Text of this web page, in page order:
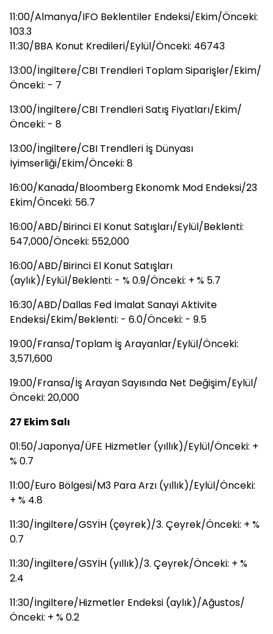
11:00/Almanya/IFO Beklentiler Endeksi/Ekim/Önceki:
103.3
11:30/BBA Konut Kredileri/Eylül/Önceki: 46743
13:00/İngiltere/CBI Trendleri Toplam Siparişler/Ekim/
Önceki: - 7
13:00/İngiltere/CBI Trendleri Satış Fiyatları/Ekim/
Önceki: - 8
13:00/İngiltere/CBI Trendleri İş Dünyası
İyimserliği/Ekim/Önceki: 8
16:00/Kanada/Bloomberg Ekonomk Mod Endeksi/23
Ekim/Önceki: 56.7
16:00/ABD/Birinci El Konut Satışları/Eylül/Beklenti:
547,000/Önceki: 552,000
16:00/ABD/Birinci El Konut Satışları
(aylık)/Eylül/Beklenti: - % 0.9/Önceki: + % 5.7
16:30/ABD/Dallas Fed İmalat Sanayi Aktivite
Endeksi/Ekim/Beklenti: - 6.0/Önceki: - 9.5
19:00/Fransa/Toplam İş Arayanlar/Eylül/Önceki:
3,571,600
19:00/Fransa/İş Arayan Sayısında Net Değişim/Eylül/
Önceki: 20,000
27 Ekim Salı
01:50/Japonya/ÜFE Hizmetler (yıllık)/Eylül/Önceki: +
% 0.7
11:00/Euro Bölgesi/M3 Para Arzı (yıllık)/Eylül/Önceki:
+ % 4.8
11:30/İngiltere/GSYİH (çeyrek)/3. Çeyrek/Önceki: + %
0.7
11:30/İngiltere/GSYİH (yıllık)/3. Çeyrek/Önceki: + %
2.4
11:30/İngiltere/Hizmetler Endeksi (aylık)/Ağustos/
Önceki: + % 0.2